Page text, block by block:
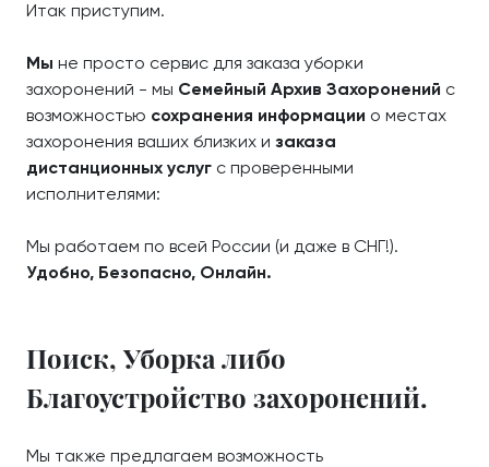
Итак приступим.
Мы не просто сервис для заказа уборки
захоронений - мы Семейный Архив Захоронений с
возможностью сохранения информации о местах
захоронения ваших близких и заказа
дистанционных услуг с проверенными
исполнителями:
Мы работаем по всей России (и даже в СНГ!).
Удобно, Безопасно, Онлайн.
Поиск, Уборка либо
Благоустройство захоронений.
Мы также предлагаем возможность